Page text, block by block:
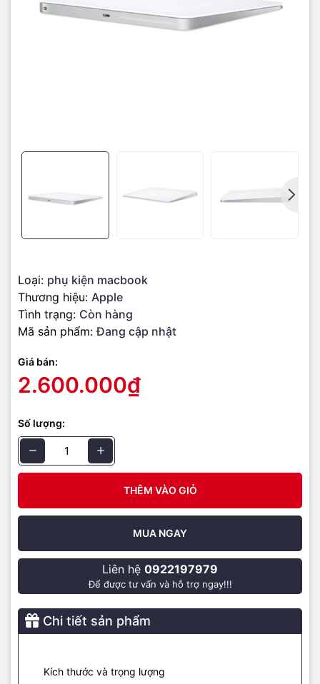
Loại: phụ kiện macbook
Thương hiệu: Apple
Tình trạng: Còn hàng
Mã sản phẩm: Đang cập nhật
Giá bán:
2.600.000₫
Số lượng:
THÊM VÀO GIỎ
MUA NGAY
Liên hệ 0922197979
Để được tư vấn và hỗ trợ ngay!!!
Chi tiết sản phẩm
Kích thước và trọng lượng
Thiết kế bề mặt nghiêng, hỗ trợ kết nối bluetooth
dụng so với các sản phẩm khác. Không gian cảm ứng khá lớn,
được phủ thêm lớp màn bảo vệ, giảm thiểu trường hợp trầy xước.
Không chỉ vậy, thiết bị còn được trang bị một bộ cảm ứng rất
nhạy, bạn có thể dễ dàng thực hiện các thao tác như xoay, phóng
to, thu nhỏ,… tùy thích. Cho nên, nó mang lại cảm giác tuyệt vời
dụng nó để kết nối với các sản phẩm Mac, iPad thông qua cổng